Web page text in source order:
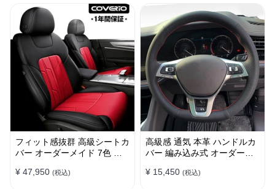
フィット感抜群 高級シートカ
バー オーダーメイド 7色 防
ト
¥ 47,950 (税込)
高級感 通気 本革 ハンドルカ
バー 編み込み式 オーダーメ
プ
¥ 15,450 (税込)